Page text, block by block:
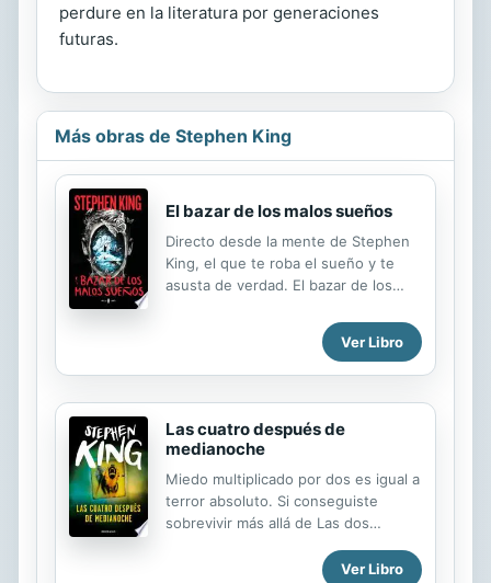
perdure en la literatura por generaciones
futuras.
Más obras de Stephen King
El bazar de los malos sueños
Directo desde la mente de Stephen
King, el que te roba el sueño y te
asusta de verdad. El bazar de los
relatos magníficos, inquietantes,
absorbentes... Un preciado regalo
del autor a sus lectores. «Escribí
cuidado. Los mejores tienen
dientes.» Stephen King Stephen King
nos presenta en El bazar de los
malos sueños una excepcional
selección de relatos, algunos nuevos
y otros revisados en profundidad.
Cada uno viene precedido de su
Ver Libro
Las cuatro después de
medianoche
Miedo multiplicado por dos es igual a
terror absoluto. Si conseguiste
sobrevivir más allá de Las dos
estás obligado a encontrar el secreto
Ver Libro